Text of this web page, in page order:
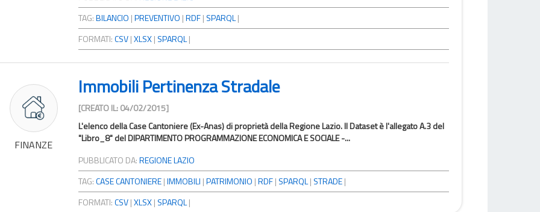
TAG:BILANCIO |PREVENTIVO |RDF | SPARQL |
FORMATI:CSV |XLSX | SPARQL |
FINANZE
Immobili Pertinenza Stradale
[CREATO IL: 04/02/2015]
L'elenco della Case Cantoniere (Ex-Anas) di proprietà della Regione Lazio. Il Dataset è l'allegato A.3 del
"Libro_8" del DIPARTIMENTO PROGRAMMAZIONE ECONOMICA E SOCIALE -...
PUBBLICATO DA:REGIONE LAZIO
TAG:CASE CANTONIERE |IMMOBILI |PATRIMONIO |RDF | SPARQL | STRADE |
FORMATI:CSV |XLSX | SPARQL |